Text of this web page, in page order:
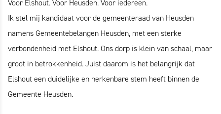
Voor Elshout. Voor Heusden. Voor iedereen.
Ik stel mij kandidaat voor de gemeenteraad van Heusden
namens Gemeentebelangen Heusden, met een sterke
verbondenheid met Elshout. Ons dorp is klein van schaal, maar
groot in betrokkenheid. Juist daarom is het belangrijk dat
Elshout een duidelijke en herkenbare stem heeft binnen de
Gemeente Heusden.